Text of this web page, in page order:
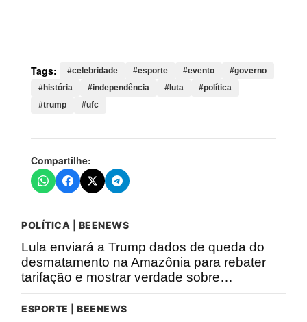
Tags: #celebridade #esporte #evento
#governo
#história
#independência #luta
#política
#trump
#ufc
Compartilhe:
POLÍTICA | BEENEWS
Lula enviará a Trump dados de queda do
desmatamento na Amazônia para rebater
tarifação e mostrar verdade sobre…
ESPORTE | BEENEWS